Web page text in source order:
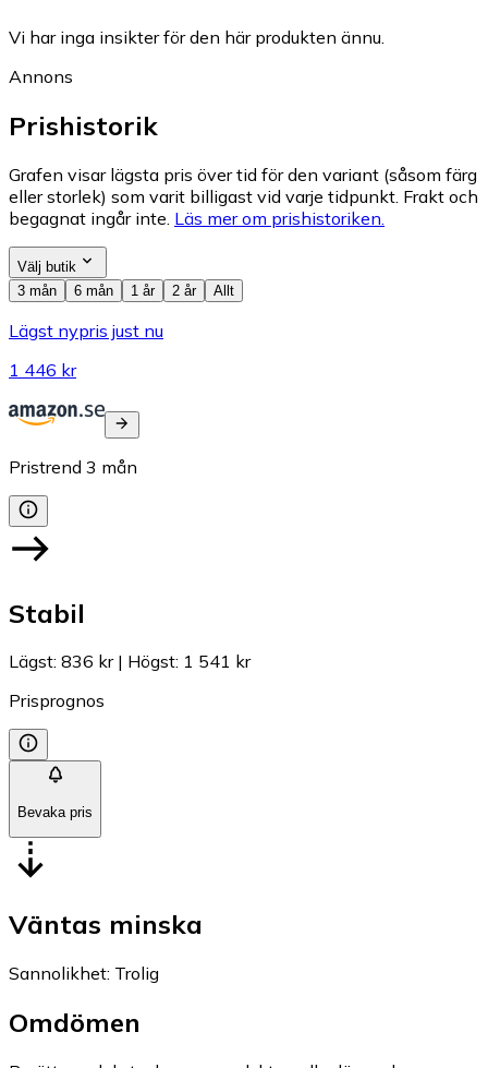
Vi har inga insikter för den här produkten ännu.
Annons
Prishistorik
Grafen visar lägsta pris över tid för den variant (såsom färg
eller storlek) som varit billigast vid varje tidpunkt. Frakt och
begagnat ingår inte. Läs mer om prishistoriken.
Välj butik
3 mån
6 mån 1 år 2 år Allt
Lägst nypris just nu
1 446 kr
Pristrend 3 mån
Stabil
Lägst: 836 kr| Högst: 1 541 kr
Prisprognos
Bevaka pris
Väntas minska
Sannolikhet: Trolig
Omdömen